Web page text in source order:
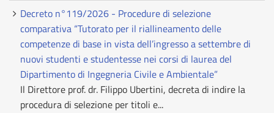
Decreto n°119/2026 - Procedure di selezione
comparativa “Tutorato per il riallineamento delle
competenze di base in vista dell’ingresso a settembre di
nuovi studenti e studentesse nei corsi di laurea del
Dipartimento di Ingegneria Civile e Ambientale”
Il Direttore prof. dr. Filippo Ubertini, decreta di indire la
procedura di selezione per titoli e...